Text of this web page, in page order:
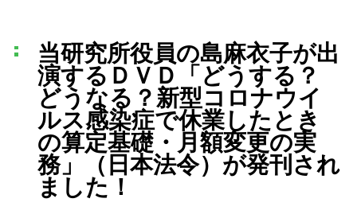
当研究所役員の島麻衣子が出
演するＤＶＤ「どうする？
どうなる？新型コロナウイ
ルス感染症で休業したとき
の算定基礎・月額変更の実
務」（日本法令）が発刊され
ました！